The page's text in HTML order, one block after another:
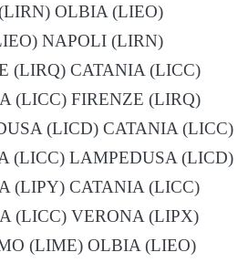
OLBIA (LIEO)
NAPOLI (LIRN)
(LIRQ) CATANIA (LICC)
(LICC) FIRENZE (LIRQ)
(LICD) CATANIA (LICC)
(LICC) LAMPEDUSA (LICD)
(LIPY) CATANIA (LICC)
(LICC) VERONA (LIPX)
(LIME) OLBIA (LIEO)